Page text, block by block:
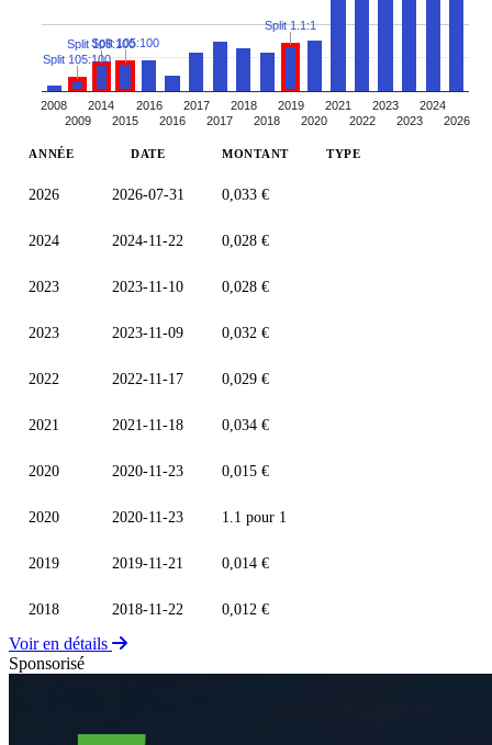
2008
2009
2014
2015
2016
2016
2017
2017
2018
2018
2019
2020
2021
2022
2023
2023
2024
2026
Split 105:100
Split 105:100
Split 105:100
Split 1.1:1
ANNÉE DATE MONTANT TYPE
2026 2026-07-31 0,033 €
2024 2024-11-22 0,028 €
2023 2023-11-10 0,028 €
2023 2023-11-09 0,032 €
2022 2022-11-17 0,029 €
2021 2021-11-18 0,034 €
2020 2020-11-23 0,015 €
2020 2020-11-23 1.1 pour 1
2019 2019-11-21 0,014 €
2018 2018-11-22 0,012 €
Voir en détails
Sponsorisé